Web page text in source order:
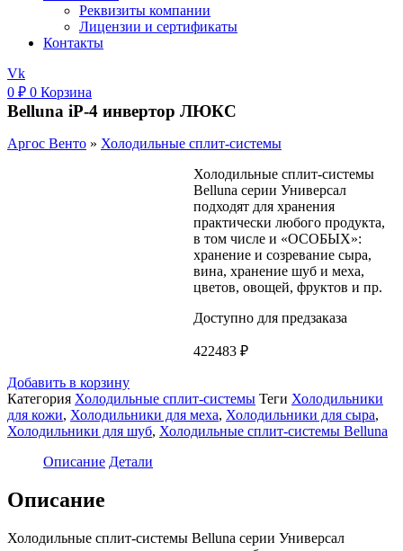
Реквизиты компании
Лицензии и сертификаты
Контакты
Vk
0 ₽ 0 Корзина
Belluna iP-4 инвертор ЛЮКС
Аргос Венто » Холодильные сплит-системы
Холодильные сплит-системы
Belluna серии Универсал
подходят для хранения
практически любого продукта,
в том числе и «ОСОБЫХ»:
хранение и созревание сыра,
вина, хранение шуб и меха,
цветов, овощей, фруктов и пр.
Доступно для предзаказа
422483₽
Добавить в корзину
Категория Холодильные сплит-системы Теги Холодильники
для кожи, Холодильники для меха, Холодильники для сыра,
Холодильники для шуб, Холодильные сплит-системы Belluna
Описание Детали
Описание
Холодильные сплит-системы Belluna серии Универсал